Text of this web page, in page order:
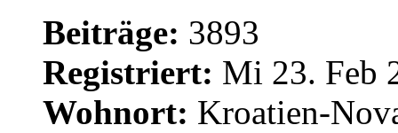
Beiträge: 3893
Registriert: Mi 23. Feb
Wohnort: Kroatien-